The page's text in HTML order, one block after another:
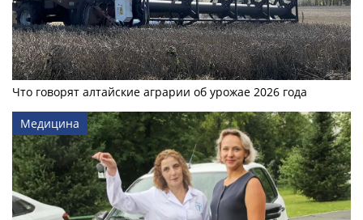
Что говорят алтайские аграрии об урожае 2026 года
Медицина